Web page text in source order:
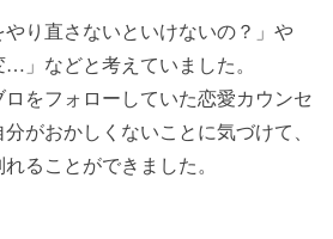
やり直さないといけないの？」や
…」などと考えていました。
ロをフォローしていた恋愛カウンセ
がおかしくないことに気づけて、
ることができました。